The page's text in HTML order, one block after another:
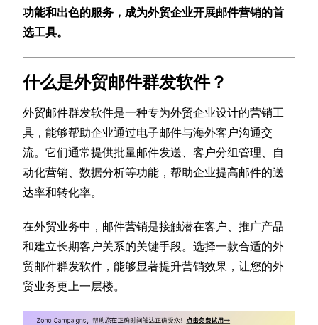
功能和出色的服务，成为外贸企业开展邮件营销的首
选工具。
什么是外贸邮件群发软件？
外贸邮件群发软件是一种专为外贸企业设计的营销工
具，能够帮助企业通过电子邮件与海外客户沟通交
流。它们通常提供批量邮件发送、客户分组管理、自
动化营销、数据分析等功能，帮助企业提高邮件的送
达率和转化率。
在外贸业务中，邮件营销是接触潜在客户、推广产品
和建立长期客户关系的关键手段。选择一款合适的外
贸邮件群发软件，能够显著提升营销效果，让您的外
贸业务更上一层楼。